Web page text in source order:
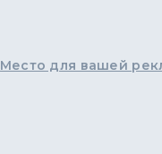
Место для вашей